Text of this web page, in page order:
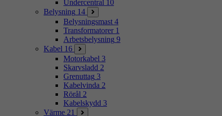
Undercentral 10
Belysning 14
Belysningsmast 4
Transformatorer 1
Arbetsbelysning 9
Kabel 16
Motorkabel 3
Skarvsladd 2
Grenuttag 3
Kabelvinda 2
Rörål 2
Kabelskydd 3
Värme 21